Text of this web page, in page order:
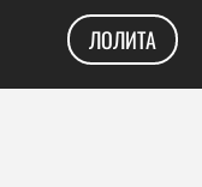
ЛОЛИТА